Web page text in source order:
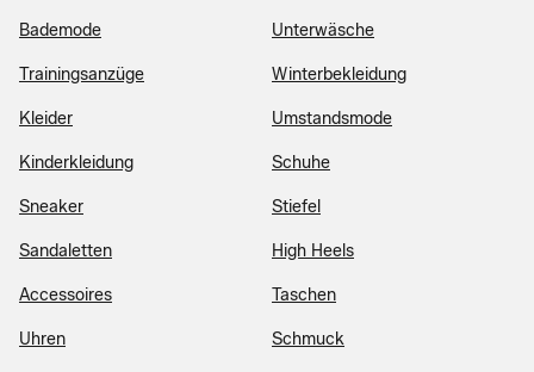
Bademode Unterwäsche
Trainingsanzüge Winterbekleidung
Kleider Umstandsmode
Kinderkleidung Schuhe
Sneaker Stiefel
Sandaletten High Heels
Accessoires Taschen
Uhren Schmuck